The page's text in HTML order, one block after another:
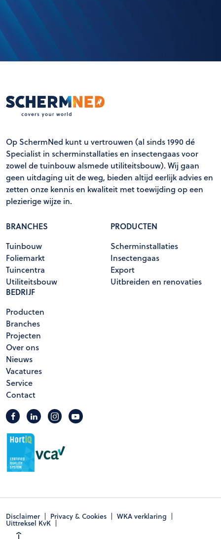
Op SchermNed kunt u vertrouwen (al sinds 1990 dé
Specialist in scherminstallaties en insectengaas voor
zowel de tuinbouw alsmede utiliteitsbouw). Wij gaan
geen uitdaging uit de weg, bieden altijd eerlijk advies en
zetten onze kennis en kwaliteit met toewijding op een
plezierige wijze in.
BRANCHES
Tuinbouw
Foliemarkt
Tuincentra
Utiliteitsbouw
PRODUCTEN
Scherminstallaties
Insectengaas
Export
Uitbreiden en renovaties
BEDRIJF
Producten
Branches
Projecten
Over ons
Nieuws
Vacatures
Service
Contact
Disclaimer Privacy & Cookies WKA verklaring
Uittreksel KvK